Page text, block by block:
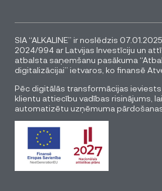
SIA “ALKALINE” ir noslēdzis
2024/994 ar Latvijas Investīciju un
atbalsta saņemšanu pasākuma
digitalizācijai” ietvaros, ko finansē
Pēc digitālās transformācijas
klientu attiecību vadības risinājums,
automatizētu uzņēmuma